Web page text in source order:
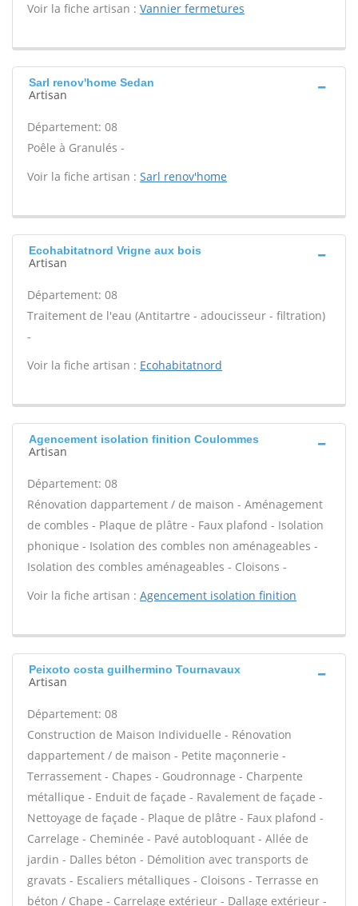
Voir la fiche artisan : Vannier fermetures
Sarl renov'home Sedan
Artisan
Département: 08
Poêle à Granulés -
Voir la fiche artisan : Sarl renov'home
Ecohabitatnord Vrigne aux bois
Artisan
Département: 08
Traitement de l'eau (Antitartre - adoucisseur - filtration)
-
Voir la fiche artisan : Ecohabitatnord
Agencement isolation finition Coulommes
Artisan
Département: 08
Rénovation dappartement / de maison - Aménagement
de combles - Plaque de plâtre - Faux plafond - Isolation
phonique - Isolation des combles non aménageables -
Isolation des combles aménageables - Cloisons -
Voir la fiche artisan : Agencement isolation finition
Peixoto costa guilhermino Tournavaux
Artisan
Département: 08
Construction de Maison Individuelle - Rénovation
dappartement / de maison - Petite maçonnerie -
Terrassement - Chapes - Goudronnage - Charpente
métallique - Enduit de façade - Ravalement de façade -
Nettoyage de façade - Plaque de plâtre - Faux plafond -
Carrelage - Cheminée - Pavé autobloquant - Allée de
jardin - Dalles béton - Démolition avec transports de
gravats - Escaliers métalliques - Cloisons - Terrasse en
béton / Chape - Carrelage extérieur - Dallage extérieur -